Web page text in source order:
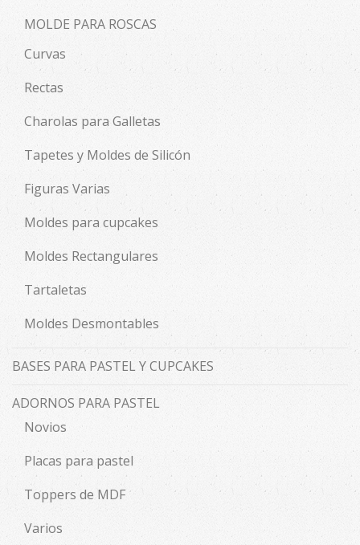
MOLDE PARA ROSCAS
Curvas
Rectas
Charolas para Galletas
Tapetes y Moldes de Silicón
Figuras Varias
Moldes para cupcakes
Moldes Rectangulares
Tartaletas
Moldes Desmontables
BASES PARA PASTEL Y CUPCAKES
ADORNOS PARA PASTEL
Novios
Placas para pastel
Toppers de MDF
Varios